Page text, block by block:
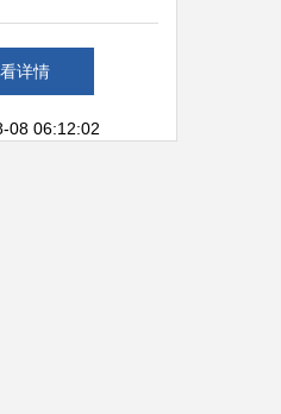
件设计与开发
详情
08 06:12:02